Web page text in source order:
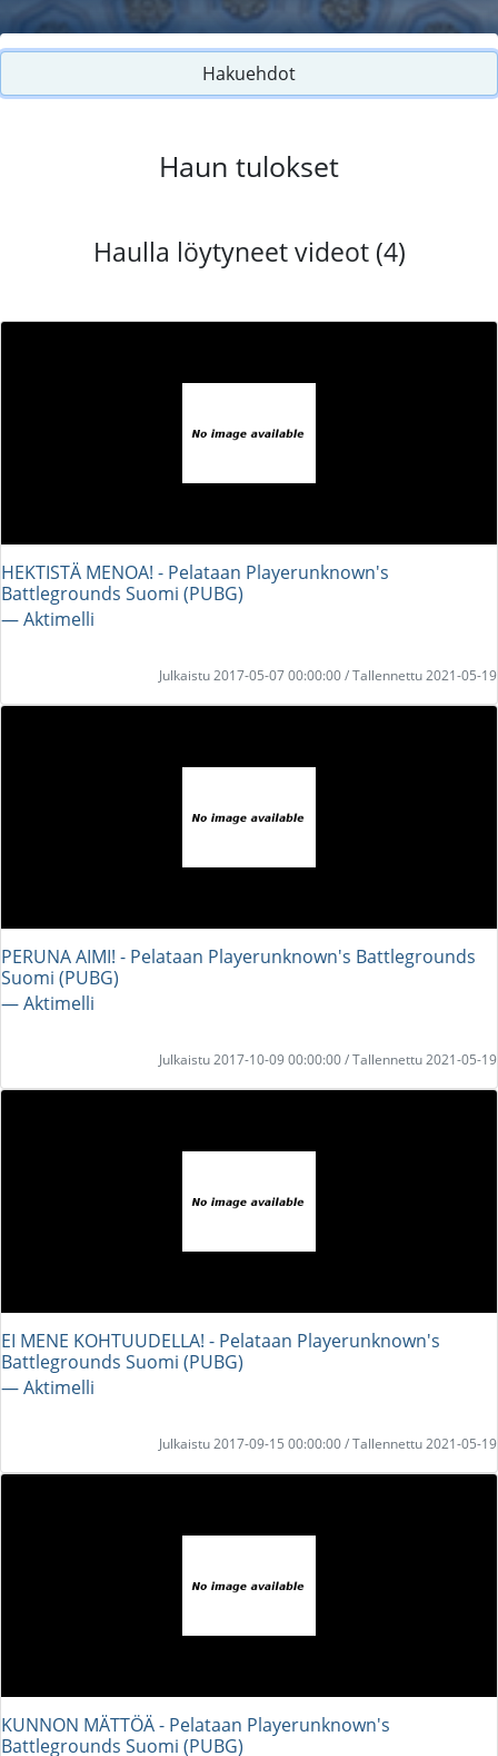
Hakuehdot
Haun tulokset
Haulla löytyneet videot (4)
HEKTISTÄ MENOA! - Pelataan Playerunknown's
Battlegrounds Suomi (PUBG)
― Aktimelli
Julkaistu 2017-05-07 00:00:00 / Tallennettu 2021-05-19
PERUNA AIMI! - Pelataan Playerunknown's Battlegrounds
Suomi (PUBG)
― Aktimelli
Julkaistu 2017-10-09 00:00:00 / Tallennettu 2021-05-19
EI MENE KOHTUUDELLA! - Pelataan Playerunknown's
Battlegrounds Suomi (PUBG)
― Aktimelli
Julkaistu 2017-09-15 00:00:00 / Tallennettu 2021-05-19
KUNNON MÄTTÖÄ - Pelataan Playerunknown's
Battlegrounds Suomi (PUBG)